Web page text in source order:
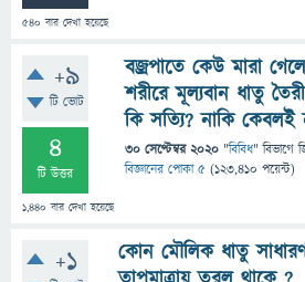
540 বার দেখা হয়েছে
+9
টি ভোট
4
টি উত্তর
1,440 বার দেখা হয়েছে
বজ্রপাতে কেউ মারা
শরীরে মূল্যবান ধাতু
কি সত্যি? নাকি কেবলই
30 সেপ্টেম্বর 2020 "বিবিধ" বিভাগে
বিজ্ঞানের পোকা ৫ (123,410 পয়েন্ট)
+1
কোন মৌলিক ধাতু